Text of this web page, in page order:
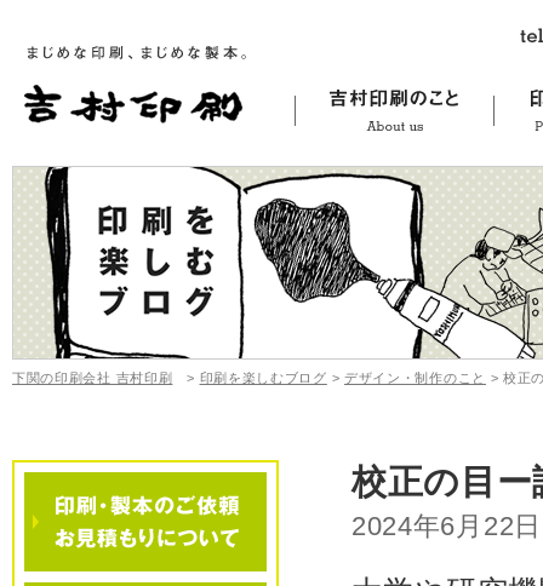
下関の印刷会社 吉村印刷 > 印刷を楽しむブログ > デザイン・制作のこと >校正
校正の目
2024年6月22日